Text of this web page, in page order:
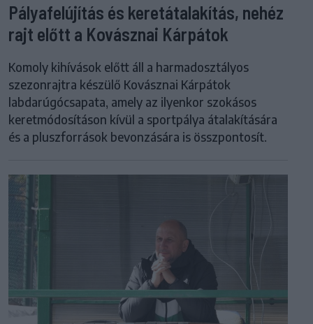
Pályafelújítás és keretátalakítás, nehéz
rajt előtt a Kovásznai Kárpátok
Komoly kihívások előtt áll a harmadosztályos
szezonrajtra készülő Kovásznai Kárpátok
labdarúgócsapata, amely az ilyenkor szokásos
keretmódosításon kívül a sportpálya átalakítására
és a pluszforrások bevonzására is összpontosít.